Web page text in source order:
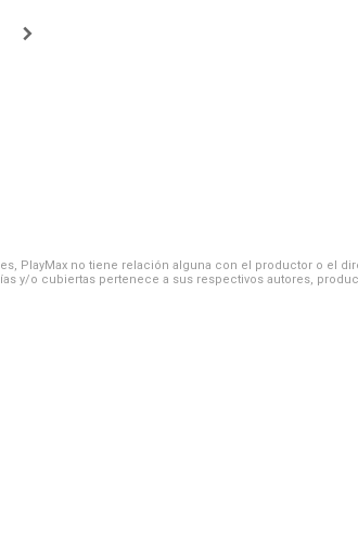
PlayMax no tiene relación alguna con el productor o el
y/o cubiertas pertenece a sus respectivos autores,